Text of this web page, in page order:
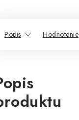
Popis Hodnotenie